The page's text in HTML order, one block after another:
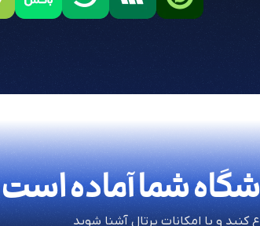
شما آماده است